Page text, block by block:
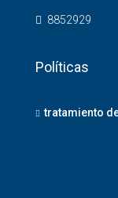
8852929
Políticas
tratamiento